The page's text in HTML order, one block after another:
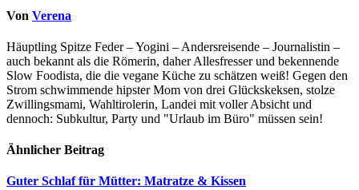
Von Verena
Häuptling Spitze Feder – Yogini – Andersreisende – Journalistin –
auch bekannt als die Römerin, daher Allesfresser und bekennende
Slow Foodista, die die vegane Küche zu schätzen weiß! Gegen den
Strom schwimmende hipster Mom von drei Glückskeksen, stolze
Zwillingsmami, Wahltirolerin, Landei mit voller Absicht und
dennoch: Subkultur, Party und "Urlaub im Büro" müssen sein!
Ähnlicher Beitrag
Guter Schlaf für Mütter: Matratze & Kissen